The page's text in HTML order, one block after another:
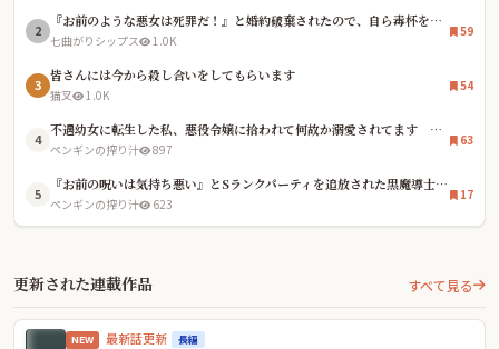
2
『お前のような悪女は死罪だ！』と婚約破棄されたので、自ら毒杯を仰ぎました。〜三年後、辺境で薬師としてスローライフを満喫していたら、なぜか国中が私の死を悼み、元婚約者の王太子が廃人寸前になっています〜
七曲がりシップス 1.0K
59
3
皆さんには今から殺し合いをしてもらいます
猫叉 1.0K
54
4
不遇幼女に転生した私、悪役令嬢に拾われて何故か溺愛されてます 〜貴族生活楽しい！〜
ペンギンの搾り汁 897
63
5
『お前の呪いは気持ち悪い』とSランクパーティを追放された黒魔導士。森で拾った少女に魔法を教えたら、うっかり魔王を超えるバケモノに育ちました～今さら戻れと泣きつかれても、過保護な弟子が絶対に許しません～
ペンギンの搾り汁 623
17
更新された連載作品 すべて見る
NEW 最新話更新 長編